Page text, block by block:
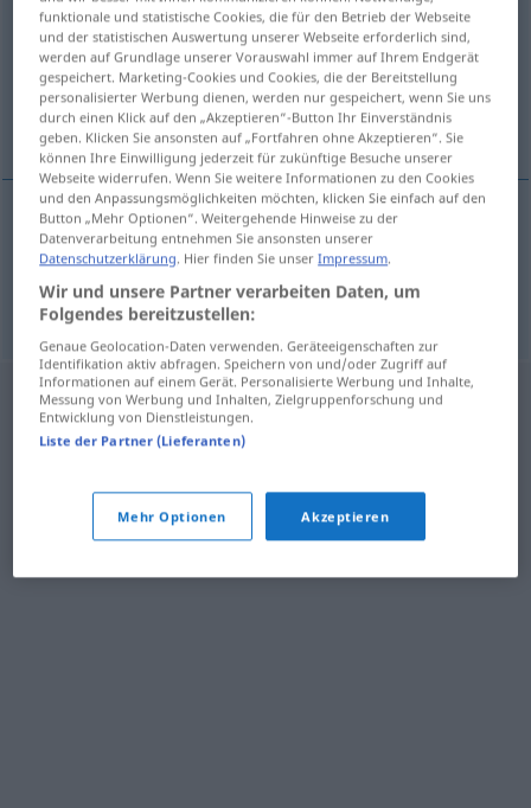
Übersicht aller Übersetzungen
(Für mehr Details die Übersetzung anklicken/antippen)
Vestibül, Vorhalle
Vestibüln vestibyle
Vorhallef vestibyle
funktionale und statistische Cookies, die für den Betrieb der Webseite
und der statistischen Auswertung unserer Webseite erforderlich sind,
werden auf Grundlage unserer Vorauswahl immer auf Ihrem Endgerät
gespeichert. Marketing-Cookies und Cookies, die der Bereitstellung
personalisierter Werbung dienen, werden nur gespeichert, wenn Sie uns
durch einen Klick auf den „Akzeptieren“-Button Ihr Einverständnis
geben. Klicken Sie ansonsten auf „Fortfahren ohne Akzeptieren“. Sie
können Ihre Einwilligung jederzeit für zukünftige Besuche unserer
Webseite widerrufen. Wenn Sie weitere Informationen zu den Cookies
und den Anpassungsmöglichkeiten möchten, klicken Sie einfach auf den
Button „Mehr Optionen“. Weitergehende Hinweise zu der
Datenverarbeitung entnehmen Sie ansonsten unserer
Datenschutzerklärung. Hier finden Sie unserImpressum.
Wir und unsere Partner verarbeiten Daten, um
Folgendes bereitzustellen:
Genaue Geolocation-Daten verwenden. Geräteeigenschaften zur
Identifikation aktiv abfragen. Speichern von und/oder Zugriff auf
Informationen auf einem Gerät. Personalisierte Werbung und Inhalte,
Messung von Werbung und Inhalten, Zielgruppenforschung und
Entwicklung von Dienstleistungen.
Liste der Partner (Lieferanten)
Mehr Optionen Akzeptieren